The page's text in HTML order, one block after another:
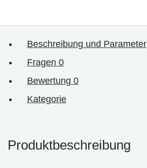
Beschreibung und Parameter
Fragen 0
Bewertung 0
Kategorie
Produktbeschreibung